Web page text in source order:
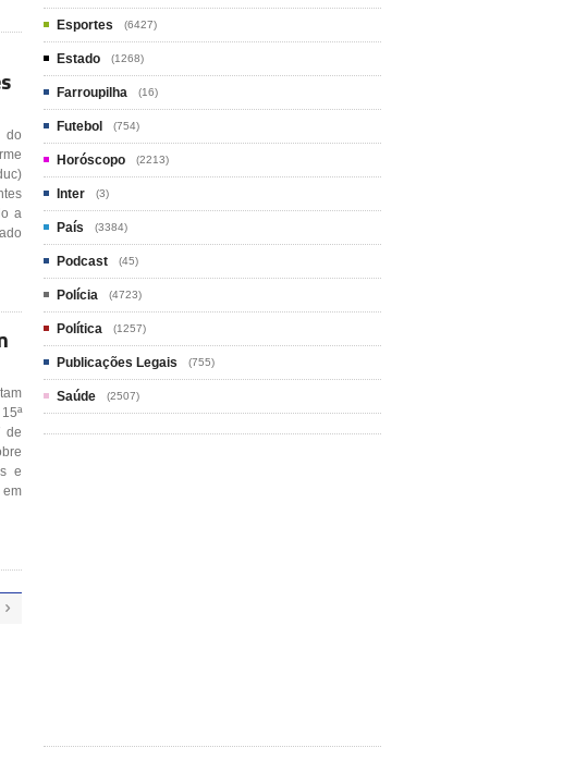
do
a
de
e

Esportes (6427)
Estado (1268)
Farroupilha (16)
Futebol (754)
Horóscopo (2213)
Inter (3)
País (3384)
Podcast (45)
Polícia (4723)
Política (1257)
Publicações Legais (755)
Saúde (2507)